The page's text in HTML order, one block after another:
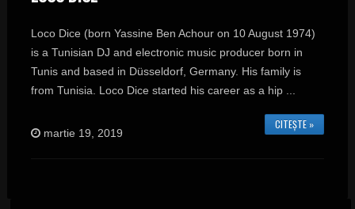
Loco Dice (born Yassine Ben Achour on 10 August 1974)
is a Tunisian DJ and electronic music producer born in
Tunis and based in Düsseldorf, Germany. His family is
from Tunisia. Loco Dice started his career as a hip ...
CITEȘTE »
martie 19, 2019